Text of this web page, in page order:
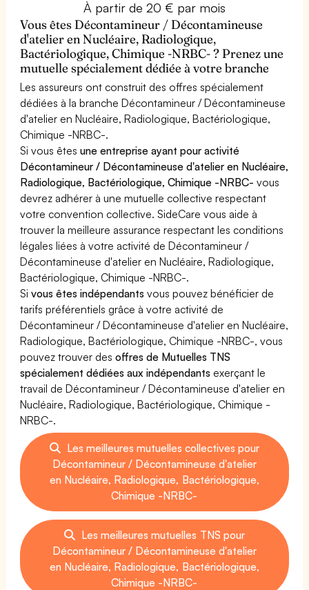
À partir de 20 € par mois
Vous êtes Décontamineur / Décontamineuse
d'atelier en Nucléaire, Radiologique,
Bactériologique, Chimique -NRBC- ? Prenez une
mutuelle spécialement dédiée à votre branche
Les assureurs ont construit des offres spécialement
dédiées à la branche Décontamineur / Décontamineuse
d'atelier en Nucléaire, Radiologique, Bactériologique,
Chimique -NRBC-.
Si vous êtesune entreprise ayant pour activité
Décontamineur / Décontamineuse d'atelier en Nucléaire,
Radiologique, Bactériologique, Chimique -NRBC- vous
devrez adhérer à une mutuelle collective respectant
votre convention collective. SideCare vous aide à
trouver la meilleure assurance respectant les conditions
légales liées à votre activité de Décontamineur /
Décontamineuse d'atelier en Nucléaire, Radiologique,
Bactériologique, Chimique -NRBC-.
Sivous êtes indépendants vous pouvez bénéficier de
tarifs préférentiels grâce à votre activité de
Décontamineur / Décontamineuse d'atelier en Nucléaire,
Radiologique, Bactériologique, Chimique -NRBC-, vous
pouvez trouver desoffres de Mutuelles TNS
spécialement dédiées aux indépendants exerçant le
travail de Décontamineur / Décontamineuse d'atelier en
Nucléaire, Radiologique, Bactériologique, Chimique -
NRBC-.
Les meilleures mutuelles collectives pour
Décontamineur / Décontamineuse d'atelier
en Nucléaire, Radiologique, Bactériologique,
Chimique -NRBC-
Les meilleures mutuelles TNS pour
Décontamineur / Décontamineuse d'atelier
en Nucléaire, Radiologique, Bactériologique,
Chimique -NRBC-